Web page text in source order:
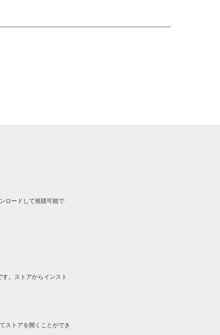
ロードして視聴可能で
。ストアからインスト
ストアを開くことができ